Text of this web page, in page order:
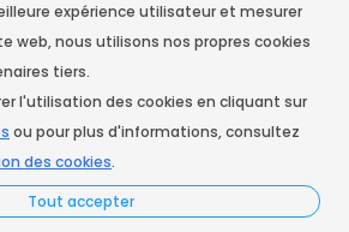
expérience utilisateur et mesurer
web, nous utilisons nos propres cookies
tiers.
l'utilisation des cookies en cliquant sur
ou pour plus d'informations, consultez
des cookies.
Tout accepter
Facebook
Instagram